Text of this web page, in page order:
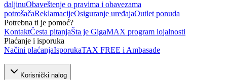
daljinuObaveštenje o pravima i obavezama
potrošačaReklamacijeOsiguranje uređajaOutlet ponuda
Potrebna ti je pomoć?
KontaktČesta pitanjaŠta je GigaMAX program lojalnosti
Plaćanje i isporuka
Načini plaćanjaIsporukaTAX FREE i Ambasade
Korisnički nalog